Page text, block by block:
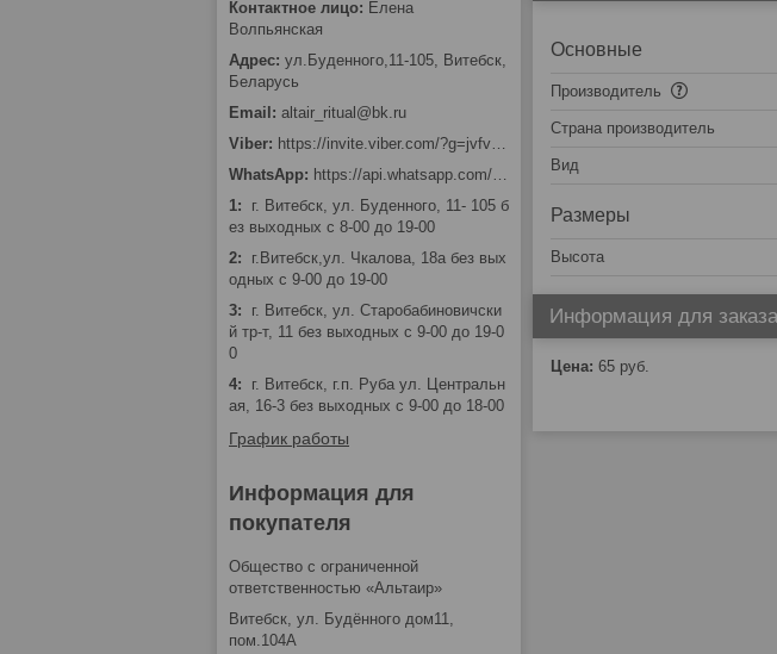
Основные
Производитель
Страна производитель
Вид
Размеры
Высота
Информация для заказа
Цена: 65 руб.
Елена
Волпьянская
ул.Буденного,11-105, Витебск,
Беларусь
altair_ritual@bk.ru
https://invite.viber.com/?g=jvfv2Bi_0FGtFKVepffKPH0MRV7wqtkn
https://api.whatsapp.com/send?phone=375293262399
1
г. Витебск, ул. Буденного, 11- 105 б
ез выходных с 8-00 до 19-00
2
г.Витебск,ул. Чкалова, 18а без вых
одных с 9-00 до 19-00
3
г. Витебск, ул. Старобабиновичски
й тр-т, 11 без выходных с 9-00 до 19-0
0
4
г. Витебск, г.п. Руба ул. Центральн
ая, 16-3 без выходных с 9-00 до 18-00
График работы
Информация для
покупателя
Общество с ограниченной
ответственностью «Альтаир»
Витебск, ул. Будённого дом11,
пом.104А